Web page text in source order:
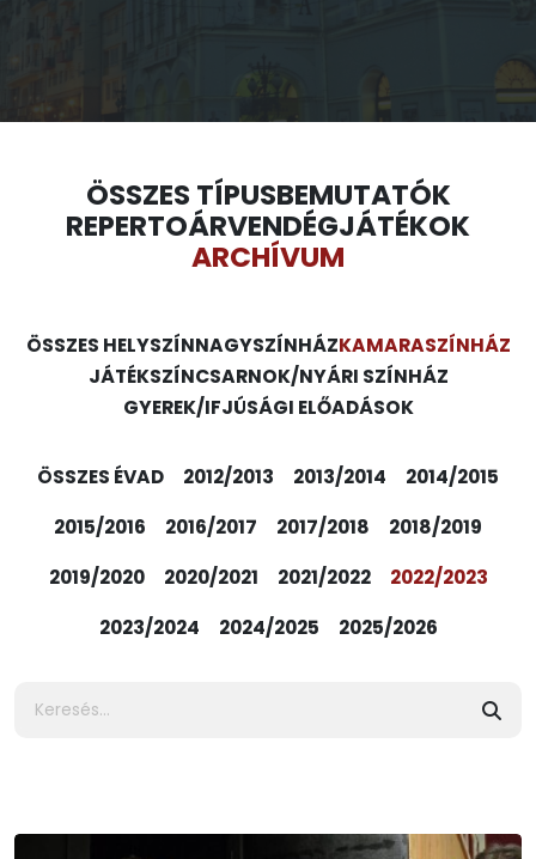
ÖSSZES TÍPUSBEMUTATÓK
REPERTOÁRVENDÉGJÁTÉKOK
ARCHÍVUM
ÖSSZES HELYSZÍNNAGYSZÍNHÁZKAMARASZÍNHÁZ
JÁTÉKSZÍNCSARNOK/NYÁRI SZÍNHÁZ
GYEREK/IFJÚSÁGI ELŐADÁSOK
ÖSSZES ÉVAD 2012/2013 2013/2014
2014/2015
2015/2016
2016/2017 2017/2018
2018/2019
2019/2020
2020/2021 2021/2022
2022/2023
2023/2024
2024/2025 2025/2026